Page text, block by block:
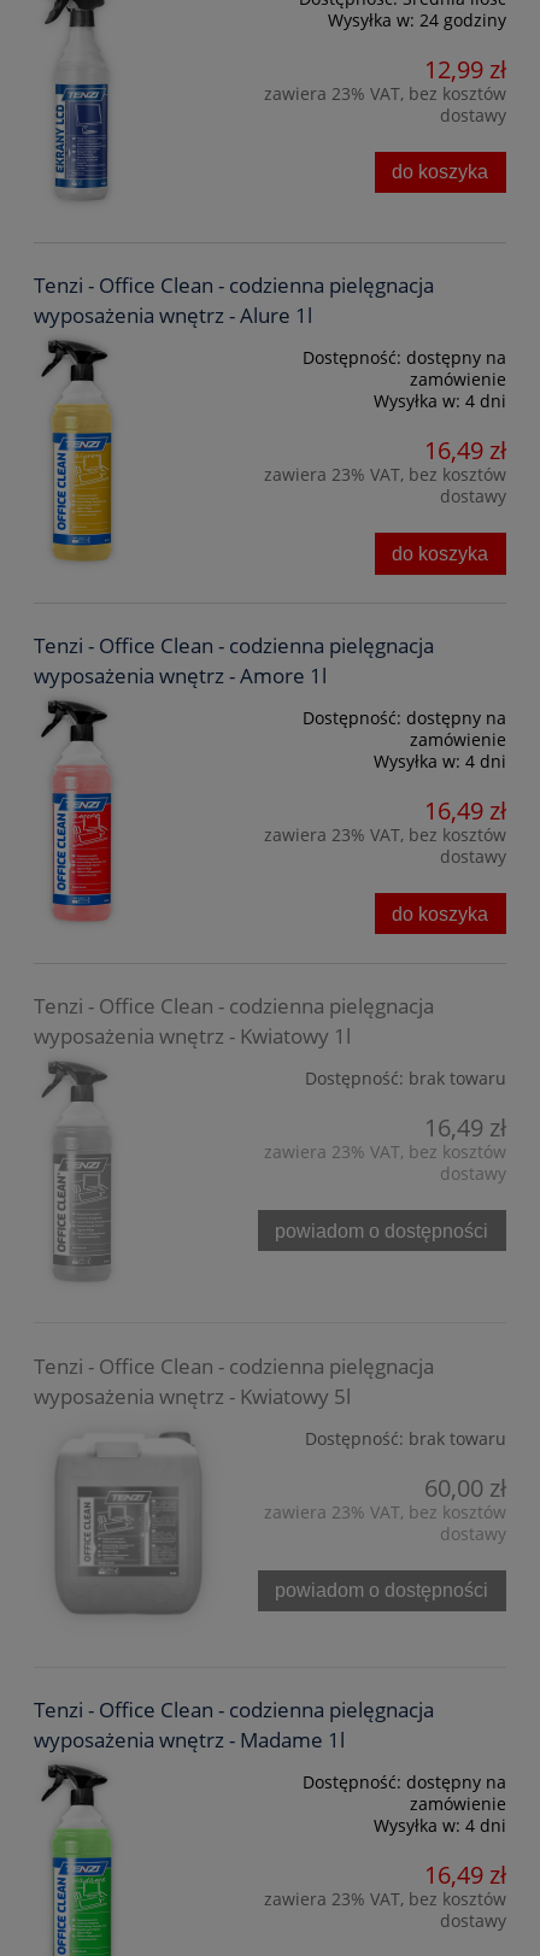
Wysyłka w: 24 godziny
12,99 zł
zawiera 23% VAT, bez kosztów
dostawy
do koszyka
Tenzi - Office Clean - codzienna pielęgnacja
wyposażenia wnętrz - Alure 1l
Dostępność: dostępny na
zamówienie
Wysyłka w: 4 dni
16,49 zł
zawiera 23% VAT, bez kosztów
dostawy
do koszyka
Tenzi - Office Clean - codzienna pielęgnacja
wyposażenia wnętrz - Amore 1l
Dostępność: dostępny na
zamówienie
Wysyłka w: 4 dni
16,49 zł
zawiera 23% VAT, bez kosztów
dostawy
do koszyka
Tenzi - Office Clean - codzienna pielęgnacja
wyposażenia wnętrz - Kwiatowy 1l
Dostępność: brak towaru
16,49 zł
zawiera 23% VAT, bez kosztów
dostawy
powiadom o dostępności
Tenzi - Office Clean - codzienna pielęgnacja
wyposażenia wnętrz - Kwiatowy 5l
Dostępność: brak towaru
60,00 zł
zawiera 23% VAT, bez kosztów
dostawy
powiadom o dostępności
Tenzi - Office Clean - codzienna pielęgnacja
wyposażenia wnętrz - Madame 1l
Dostępność: dostępny na
zamówienie
Wysyłka w: 4 dni
16,49 zł
zawiera 23% VAT, bez kosztów
dostawy